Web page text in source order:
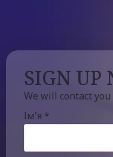
SIGN UP
We will contact
Ім'я *